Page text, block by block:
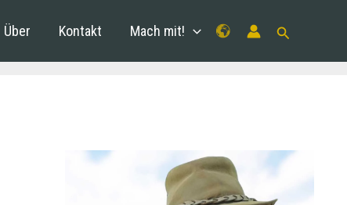
Über Kontakt Mach mit!